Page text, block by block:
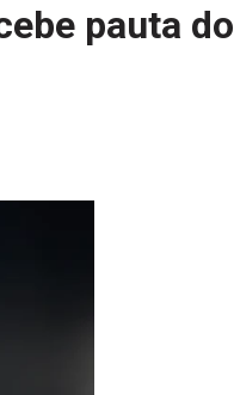
pauta do